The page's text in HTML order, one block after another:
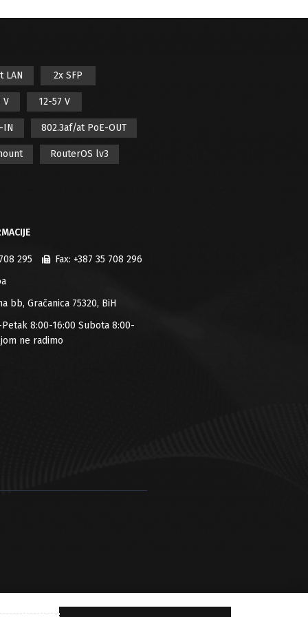
LAN 2x SFP
V 12-57 V
IN 802.3af/at PoE-OUT
RouterOS lv3
295 Fax: +387 35 708 296
bb, Gračanica 75320, BiH
8:00-16:00 Subota 8:00-
ne radimo